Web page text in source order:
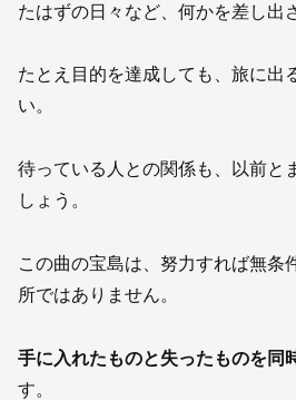
たはずの日々など、何かを差し出
たとえ目的を達成しても、旅に出
い。
待っている人との関係も、以前と
しょう。
この曲の宝島は、努力すれば無条
所ではありません。
手に入れたものと失ったものを同
す。